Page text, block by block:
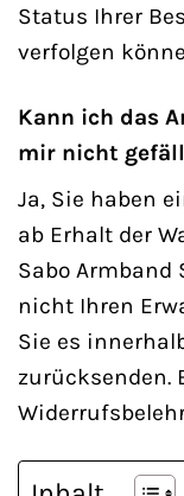
Status Ihrer
verfolgen
Kann ich das
mir nicht
Ja, Sie haben
ab Erhalt der
Sabo Armband
nicht Ihren
Sie es
zurücksenden.